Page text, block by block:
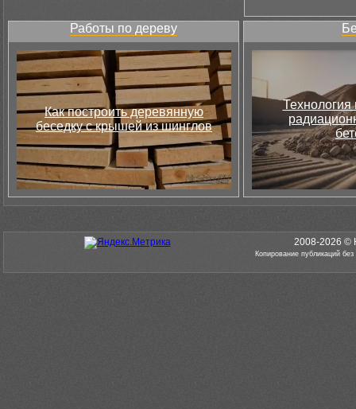
Работы по дереву
Как построить деревянную
беседку с крышей из шинглов
Технология
2008-2026 ©
Копирование публикаций